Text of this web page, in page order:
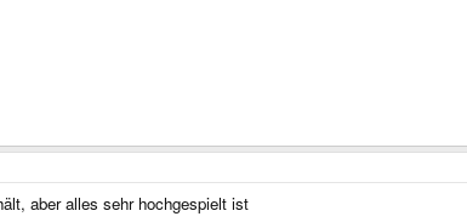
aber alles sehr hochgespielt ist